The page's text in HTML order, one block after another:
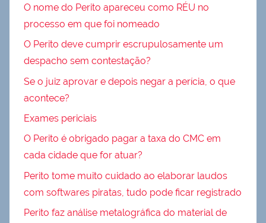
O nome do Perito apareceu como RÉU no
processo em que foi nomeado
O Perito deve cumprir escrupulosamente um
despacho sem contestação?
Se o juiz aprovar e depois negar a perícia, o que
acontece?
Exames periciais
O Perito é obrigado pagar a taxa do CMC em
cada cidade que for atuar?
Perito tome muito cuidado ao elaborar laudos
com softwares piratas, tudo pode ficar registrado
Perito faz análise metalográfica do material de